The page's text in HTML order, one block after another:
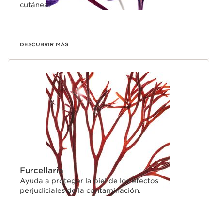
cutánea.
DESCUBRIR MÁS
Furcellaria
Ayuda a proteger la piel de los efectos
perjudiciales de la contaminación.